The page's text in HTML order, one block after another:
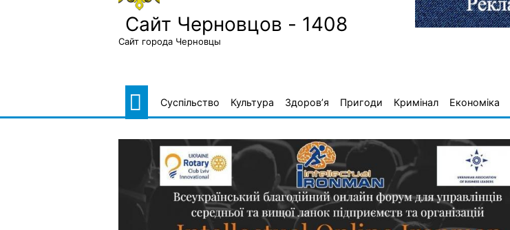
Сайт Черновцов - 1408
Сайт города Черновцы
Суспільство Культура Здоров’я Пригоди Кримінал Економіка